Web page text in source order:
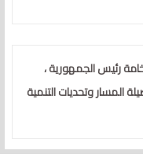
رئيس الجمهورية ،
وتحديات التنمية